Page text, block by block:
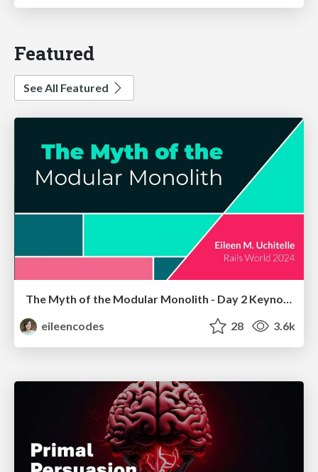
Featured
See All Featured
The Myth of the Modular Monolith - Day 2 Keynote - Rails World 2024
eileencodes
28 3.6k